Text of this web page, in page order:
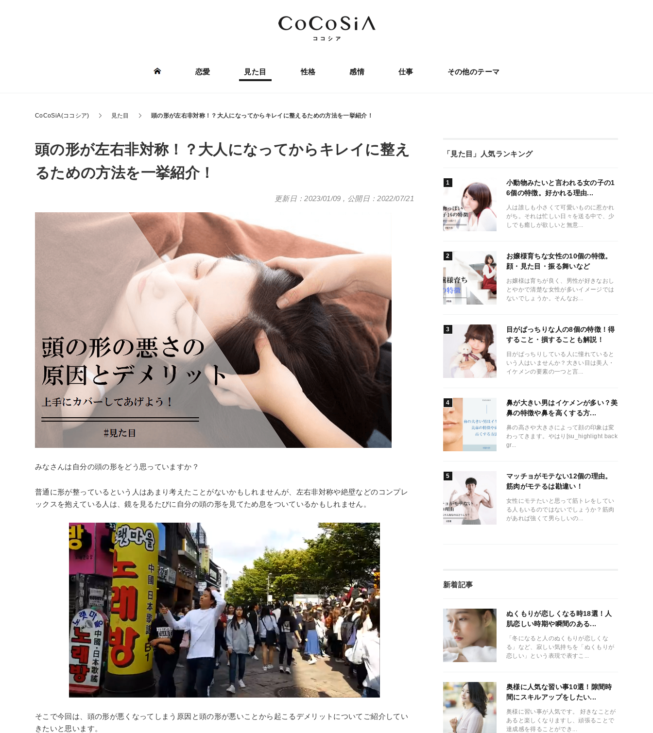
恋愛 見た目 性格 感情 仕事 その他のテーマ
CoCoSiA(ココシア) 見た目 頭の形が左右非対称！？大人になってからキレイに整えるための方法を一挙紹介！
頭の形が左右非対称！？大人になってからキレイに整え
るための方法を一挙紹介！
更新日：2023/01/09 , 公開日：2022/07/21
みなさんは自分の頭の形をどう思っていますか？
普通に形が整っているという人はあまり考えたことがないかもしれませんが、左右非対称や絶壁などのコンプレ
ックスを抱えている人は、鏡を見るたびに自分の頭の形を見てため息をついているかもしれません。
そこで今回は、頭の形が悪くなってしまう原因と頭の形が悪いことから起こるデメリットについてご紹介してい
きたいと思います。
「見た目」人気ランキング
小動物みたいと言われる女の子の1
6個の特徴。好かれる理由...
人は誰しも小さくて可愛いものに惹かれ
がち。それは忙しい日々を送る中で、少
しでも癒しが欲しいと無意...
お嬢様育ちな女性の10個の特徴。
顔・見た目・振る舞いなど
お嬢様は育ちが良く、男性が好きなおし
とやかで清楚な女性が多いイメージでは
ないでしょうか。そんなお...
目がぱっちりな人の8個の特徴！得
すること・損することも解説！
目がぱっちりしている人に憧れていると
いう人はいませんか？大きい目は美人・
イケメンの要素の一つと言...
鼻が大きい男はイケメンが多い？美
鼻の特徴や鼻を高くする方...
鼻の高さや大きさによって顔の印象は変
わってきます。やはり[su_highlight back
gr...
マッチョがモテない12個の理由。
筋肉がモテるは勘違い！
女性にモテたいと思って筋トレをしてい
る人もいるのではないでしょうか？筋肉
があれば強くて男らしいの...
新着記事
ぬくもりが恋しくなる時18選！人
肌恋しい時期や瞬間のある...
「冬になると人のぬくもりが恋しくな
る」など、寂しい気持ちを「ぬくもりが
恋しい」という表現で表すこ...
奥様に人気な習い事10選！隙間時
間にスキルアップをしたい...
奥様に習い事が人気です。 好きなことが
あると楽しくなりますし、頑張ることで
達成感を得ることができ...